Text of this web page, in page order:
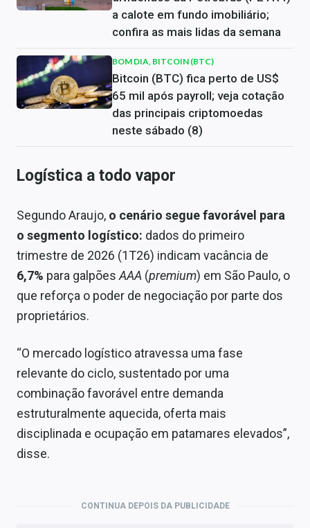
a calote em fundo imobiliário;
confira as mais lidas da semana
BOM DIA, BITCOIN (BTC)
Bitcoin (BTC) fica perto de US$
65 mil após payroll; veja cotação
das principais criptomoedas
neste sábado (8)
Logística a todo vapor
Segundo Araujo, o cenário segue favorável para
o segmento logístico: dados do primeiro
trimestre de 2026 (1T26) indicam vacância de
6,7% para galpõesAAA (premium) em São Paulo, o
que reforça o poder de negociação por parte dos
proprietários.
“O mercado logístico atravessa uma fase
relevante do ciclo, sustentado por uma
combinação favorável entre demanda
estruturalmente aquecida, oferta mais
disciplinada e ocupação em patamares elevados”,
disse.
CONTINUA DEPOIS DA PUBLICIDADE